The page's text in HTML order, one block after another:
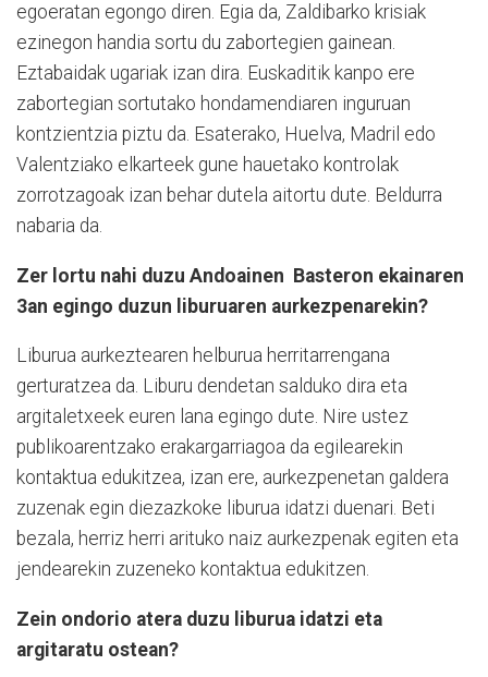
egoeratan egongo diren. Egia da, Zaldibarko krisiak
ezinegon handia sortu du zabortegien gainean.
Eztabaidak ugariak izan dira. Euskaditik kanpo ere
zabortegian sortutako hondamendiaren inguruan
kontzientzia piztu da. Esaterako, Huelva, Madril edo
Valentziako elkarteek gune hauetako kontrolak
zorrotzagoak izan behar dutela aitortu dute. Beldurra
nabaria da.
Zer lortu nahi duzu Andoainen Basteron ekainaren
3an egingo duzun liburuaren aurkezpenarekin?
Liburua aurkeztearen helburua herritarrengana
gerturatzea da. Liburu dendetan salduko dira eta
argitaletxeek euren lana egingo dute. Nire ustez
publikoarentzako erakargarriagoa da egilearekin
kontaktua edukitzea, izan ere, aurkezpenetan galdera
zuzenak egin diezazkoke liburua idatzi duenari. Beti
bezala, herriz herri arituko naiz aurkezpenak egiten eta
jendearekin zuzeneko kontaktua edukitzen.
Zein ondorio atera duzu liburua idatzi eta
argitaratu ostean?